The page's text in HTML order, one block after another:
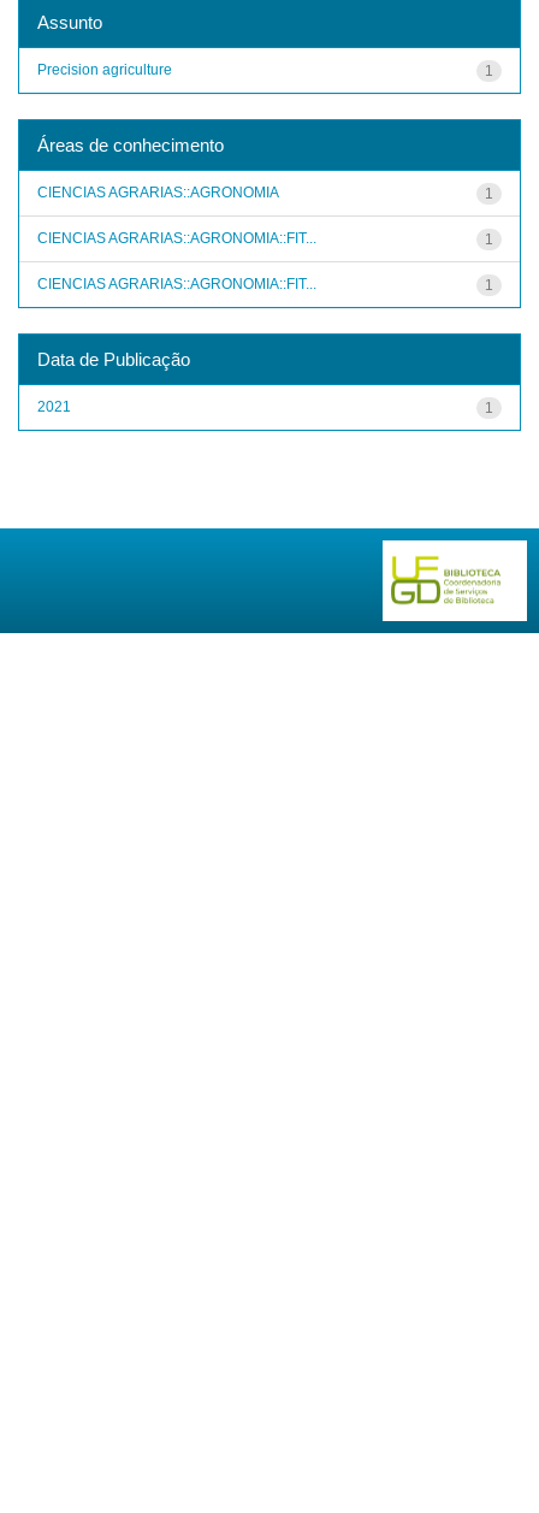
Assunto
1
Precision agriculture
Áreas de conhecimento
1
CIENCIAS AGRARIAS::AGRONOMIA
1
CIENCIAS AGRARIAS::AGRONOMIA::FIT...
1
CIENCIAS AGRARIAS::AGRONOMIA::FIT...
Data de Publicação
1
2021